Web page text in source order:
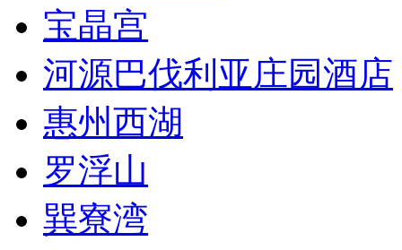
宝晶宫
河源巴伐利亚庄园酒店
惠州西湖
罗浮山
巽寮湾